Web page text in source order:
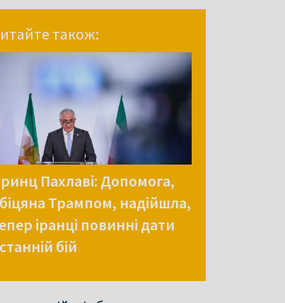
також:
Пахлаві: Допомога,
Трампом, надійшла,
іранці повинні дати
бій